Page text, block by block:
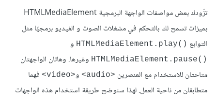
تزّودك بعض مواصفات الواجهة البرمجية HTMLMediaElement
بميزات تسمح لك بالتحكم في مشغلات الصوت و الفيديو برمجيًا مثل
التوابع ()HTMLMediaElement.play و
()HTMLMediaElement.pause
وغيرها. وهاتان الواجهتان
متاحتان للاستخدام مع العنصرين <audio> و<video>
فهما
متطابقان من ناحية العمل. لهذا سنوضح طريقة استخدام هذه الواجهات